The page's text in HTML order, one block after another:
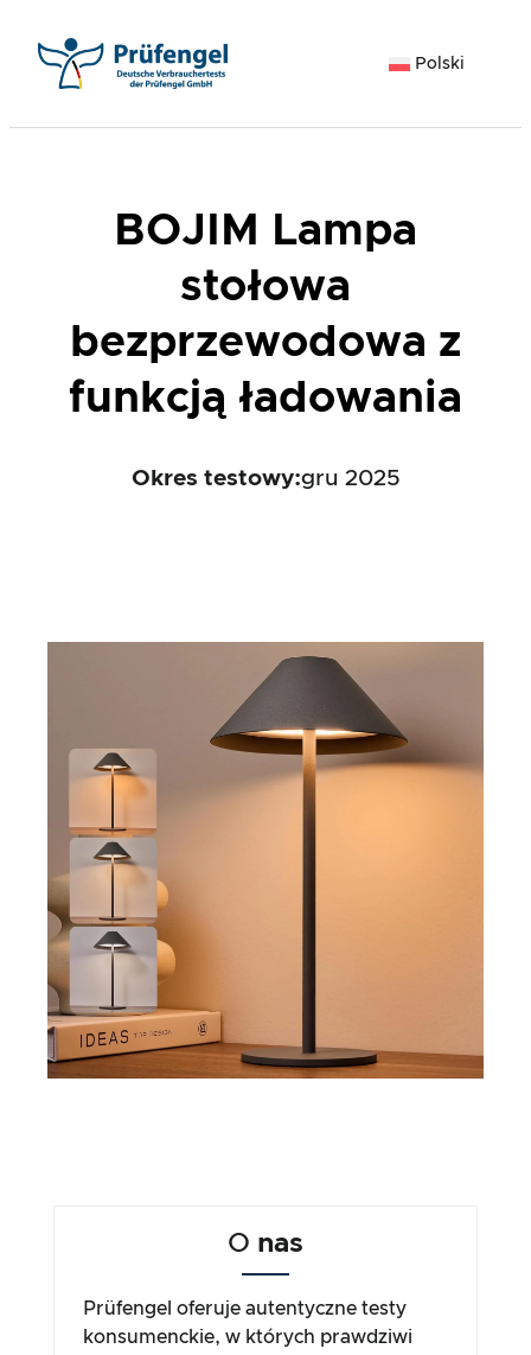
Polski
BOJIM Lampa
stołowa
bezprzewodowa z
funkcją ładowania
Okres testowy:gru 2025
O nas
Prüfengel oferuje autentyczne testy
konsumenckie, w których prawdziwi